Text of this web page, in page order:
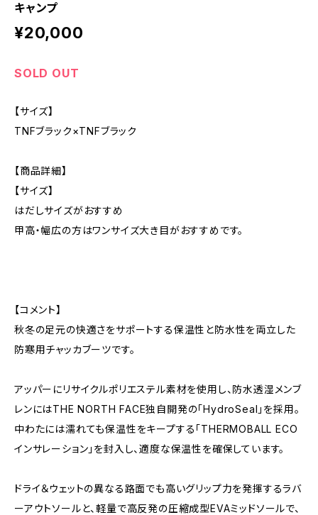
キャンプ
¥20,000
SOLD OUT
【サイズ】
TNFブラック×TNFブラック
【商品詳細】
【サイズ】
はだしサイズがおすすめ
甲高・幅広の方はワンサイズ大き目がおすすめです。
【コメント】
秋冬の足元の快適さをサポートする保温性と防水性を両立した
防寒用チャッカブーツです。
アッパーにリサイクルポリエステル素材を使用し、防水透湿メンブ
レンにはTHE NORTH FACE独自開発の「HydroSeal」を採用。
中わたには濡れても保温性をキープする「THERMOBALL ECO
インサレーション」を封入し、適度な保温性を確保しています。
ドライ＆ウェットの異なる路面でも高いグリップ力を発揮するラバ
ーアウトソールと、軽量で高反発の圧縮成型EVAミッドソールで、